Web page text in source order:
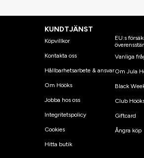
KUNDTJÄNST
Köpvillkor
Kontakta oss
Hållbarhetsarbete & ansvar
Om Hööks
Jobba hos oss
Integritetspolicy
Cookies
Hitta butik
EU:s
Vanliga
Om Jula
Black
Club
Giftcard
Ångra köp